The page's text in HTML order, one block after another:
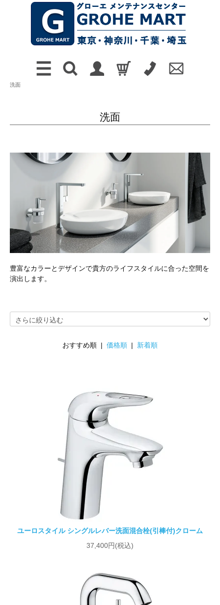
洗面
洗面
豊富なカラーとデザインで貴方のライフスタイルに合った空間を
演出します。
おすすめ順 | 価格順 | 新着順
ユーロスタイル シングルレバー洗面混合栓(引棒付)クローム
37,400円(税込)